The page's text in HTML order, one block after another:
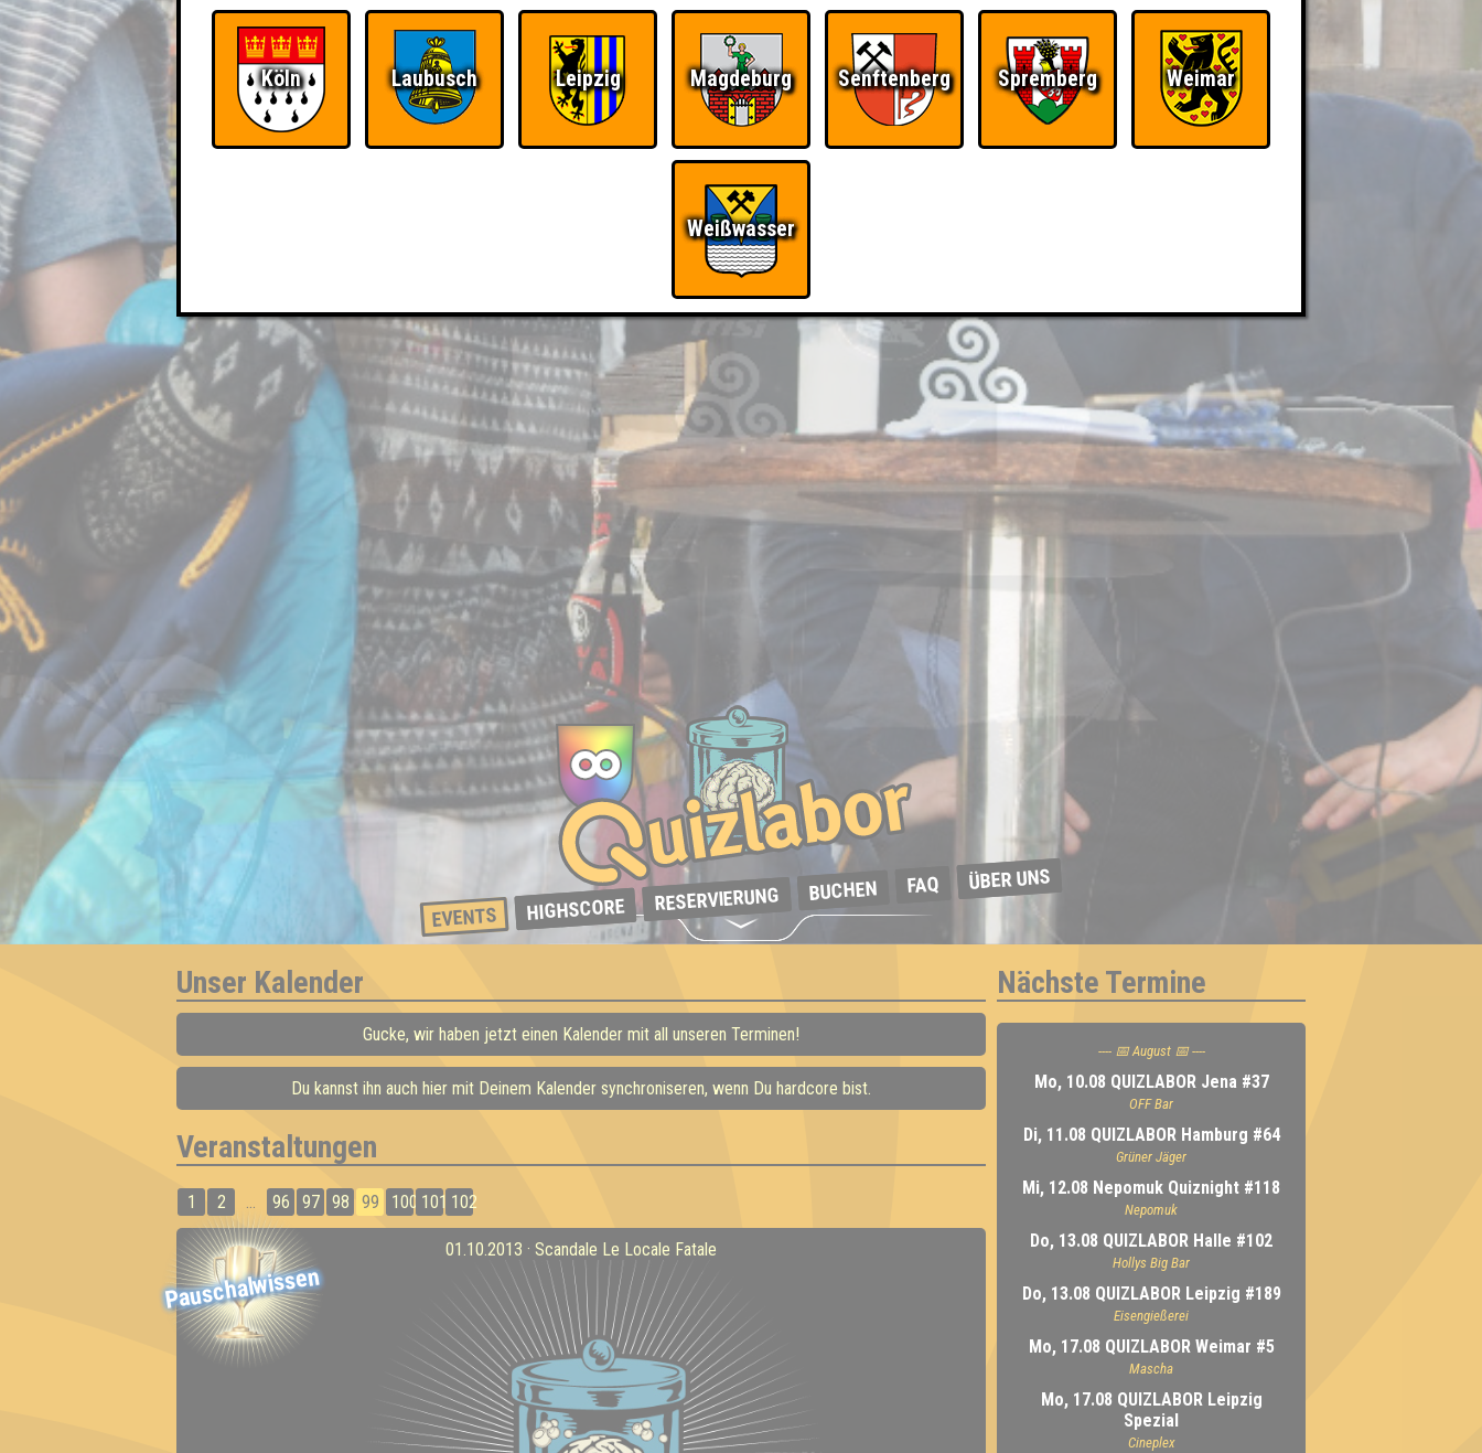
EVENTS HIGHSCORE RESERVIERUNG BUCHEN FAQ ÜBER UNS
Unser Kalender
Gucke, wir haben jetzt einen Kalender mit all unseren Terminen!
Du kannst ihn auch hier mit Deinem Kalender synchroniseren, wenn Du hardcore bist.
Veranstaltungen
1 2 ... 96 97 98 99 100 101 102
Pauschalwissen
01.10.2013 · Scandale Le Locale Fatale
Nächste Termine
---- 📅 August 📅 ----
Mo, 10.08 QUIZLABOR Jena #37
OFF Bar
Di, 11.08 QUIZLABOR Hamburg #64
Grüner Jäger
Mi, 12.08 Nepomuk Quiznight #118
Nepomuk
Do, 13.08 QUIZLABOR Halle #102
Hollys Big Bar
Do, 13.08 QUIZLABOR Leipzig #189
Eisengießerei
Mo, 17.08 QUIZLABOR Weimar #5
Mascha
Mo, 17.08 QUIZLABOR Leipzig
Spezial
Cineplex
Köln Laubusch Leipzig Magdeburg Senftenberg Spremberg Weimar
Weißwasser